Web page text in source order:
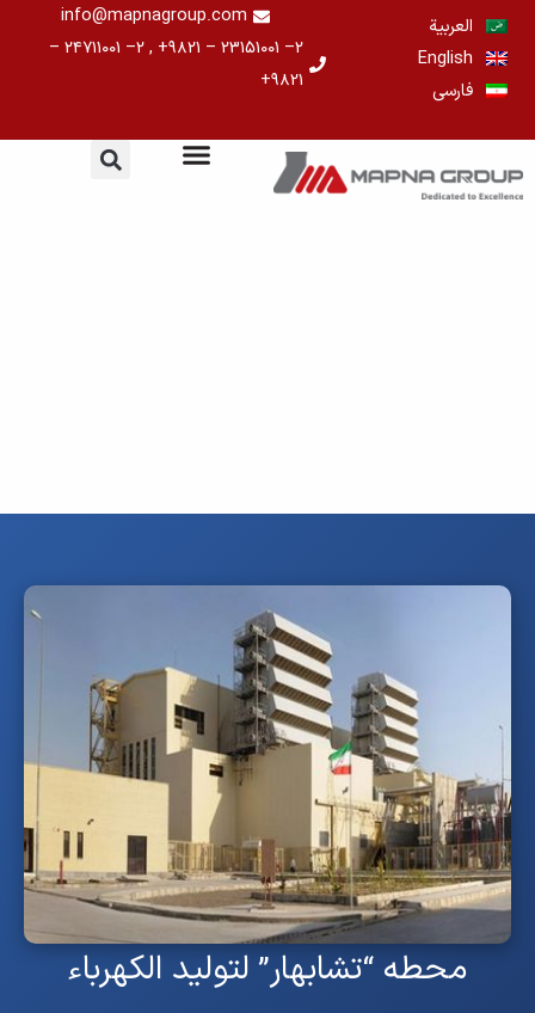
تخطي
المحتوى
العربية
English
فارسی
info@mapnagroup.com
۲– ۲۳۱۵۱۰۰۱ – ۹۸۲۱+ , ۲– ۲۴۷۱۱۰۰۱ –
۹۸۲۱+
محطه “تشابهار” لتولید الکهرباء